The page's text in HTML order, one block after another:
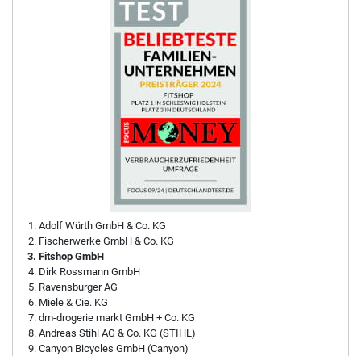
Adolf Würth GmbH & Co. KG
Fischerwerke GmbH & Co. KG
Fitshop GmbH
Dirk Rossmann GmbH
Ravensburger AG
Miele & Cie. KG
dm-drogerie markt GmbH + Co. KG
Andreas Stihl AG & Co. KG (STIHL)
Canyon Bicycles GmbH (Canyon)